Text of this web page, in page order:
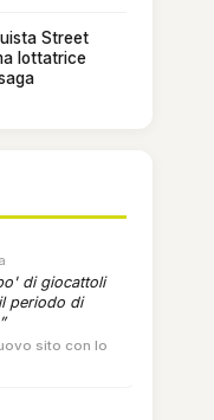
Street
lottatrice
di giocattoli
periodo di
sito con lo